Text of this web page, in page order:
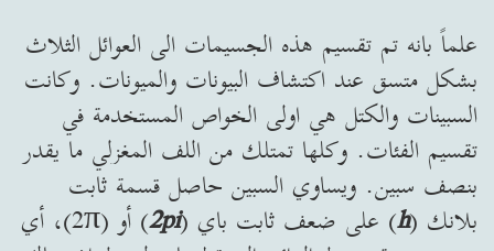
علماً بانه تم تقسيم هذه الجسيمات الى العوائل الثلاث
بشكل متسق عند اكتشاف البيونات والميونات. وكانت
السبينات والكتل هي اولى الخواص المستخدمة في
تقسيم الفئات. وكلها تمتلك من اللف المغزلي ما يقدر
بنصف سبين. ويساوي السبين حاصل قسمة ثابت
بلانك (h) على ضعف ثابت باي (2pi
) أو (2π)، أي